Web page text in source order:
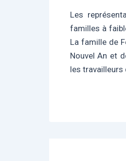
Les
familles à
La famille de
Nouvel An et
les travailleurs